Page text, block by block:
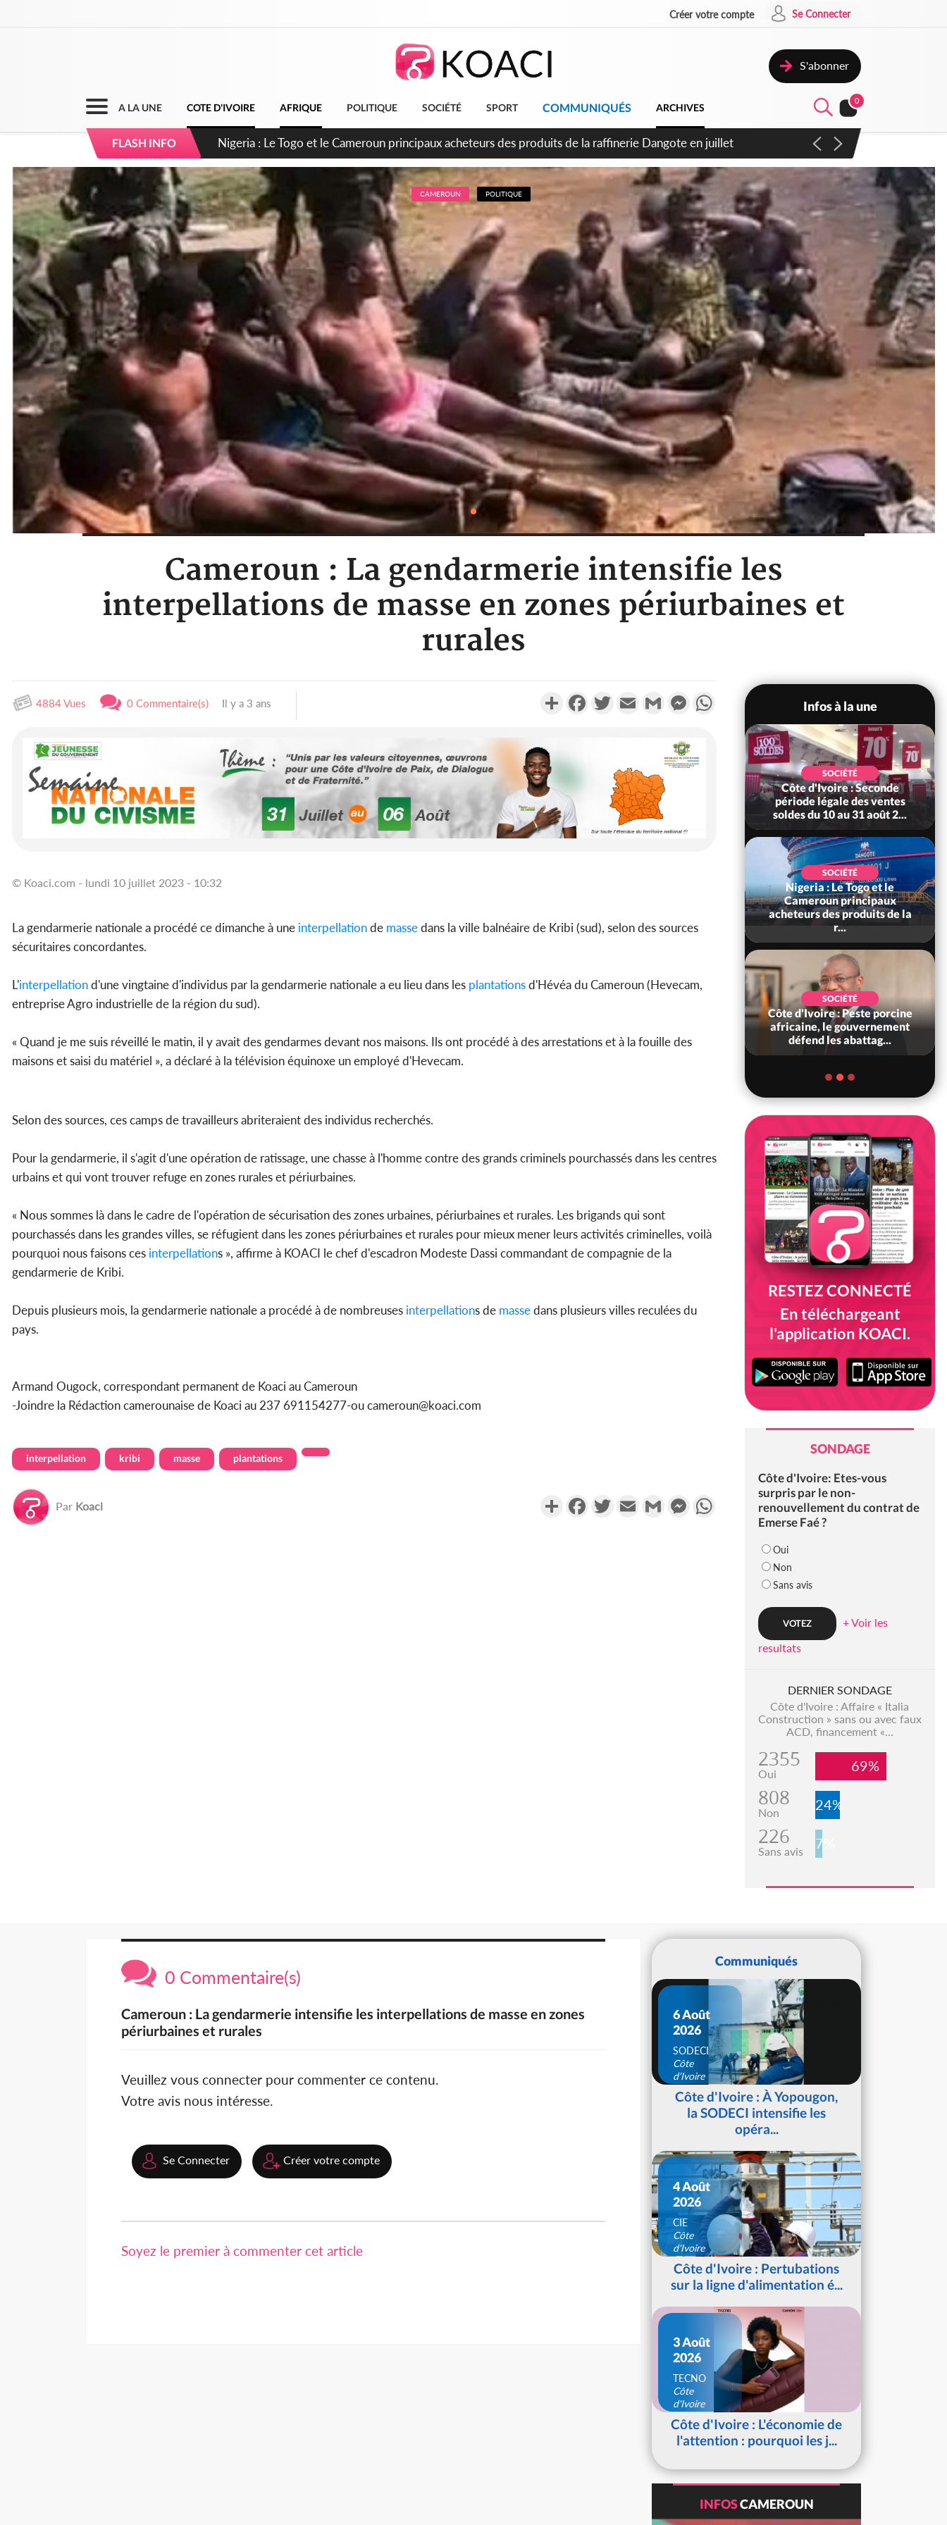
Créer votre compte Se Connecter
S'abonner
A LA UNE COTE D'IVOIRE AFRIQUE POLITIQUE SOCIÉTÉ SPORT COMMUNIQUÉS ARCHIVES
0
FLASH INFO Côte d'Ivoire : Seconde période légale des ventes soldes du 10 au 31 août 2026
CAMEROUN POLITIQUE
Cameroun : La gendarmerie intensifie les
interpellations de masse en zones périurbaines et
rurales
4884 Vues 0 Commentaire(s) Il y a 3 ans PartagerFacebookTwitterEmail Gmail MessengerWhatsApp
© Koaci.com - lundi 10 juillet 2023 - 10:32
La gendarmerie nationale a procédé ce dimanche à une interpellationde massedans la ville balnéaire de Kribi (sud), selon des sources
sécuritaires concordantes.
L'interpellationd'une vingtaine d'individus par la gendarmerie nationale a eu lieu dans les plantationsd'Hévéa du Cameroun (Hevecam,
entreprise Agro industrielle de la région du sud).
« Quand je me suis réveillé le matin, il y avait des gendarmes devant nos maisons. Ils ont procédé à des arrestations et à la fouille des
maisons et saisi du matériel », a déclaré à la télévision équinoxe un employé d'Hevecam.
Selon des sources, ces camps de travailleurs abriteraient des individus recherchés.
Pour la gendarmerie, il s'agit d'une opération de ratissage, une chasse à l'homme contre des grands criminels pourchassés dans les centres
urbains et qui vont trouver refuge en zones rurales et périurbaines.
« Nous sommes là dans le cadre de l'opération de sécurisation des zones urbaines, périurbaines et rurales. Les brigands qui sont
pourchassés dans les grandes villes, se réfugient dans les zones périurbaines et rurales pour mieux mener leurs activités criminelles, voilà
pourquoi nous faisons ces interpellations », affirme à KOACI le chef d'escadron Modeste Dassi commandant de compagnie de la
gendarmerie de Kribi.
Depuis plusieurs mois, la gendarmerie nationale a procédé à de nombreuses interpellations de massedans plusieurs villes reculées du
pays.
Armand Ougock, correspondant permanent de Koaci au Cameroun
-Joindre la Rédaction camerounaise de Koaci au 237 691154277-ou cameroun@koaci.com
interpellation kribi masse plantations
Par Koaci PartagerFacebookTwitterEmail Gmail MessengerWhatsApp
Infos à la une
POLITIQUE
Mali : Les FAMa accueillent
254 anciens combattants
issus de groupes armés
nuit de viole...
du PR Alassane...
SOCIÉTÉ
Côte d'Ivoire : Seconde
période légale des ventes
soldes du 10 au 31 août 2...
SOCIÉTÉ
Nigeria : Le Togo et le
Cameroun principaux
acheteurs des produits de la
r...
SOCIÉTÉ
Côte d'Ivoire : Peste porcine
africaine, le gouvernement
défend les abattag...
RESTEZ CONNECTÉ
En téléchargeant
l'application KOACI.
SONDAGE
Côte d'Ivoire: Etes-vous
surpris par le non-
renouvellement du contrat de
Emerse Faé ?
Oui
Non
Sans avis
+ Voir les
resultats
DERNIER SONDAGE
Côte d'Ivoire : Affaire « Italia
Construction » sans ou avec faux
ACD, financement «...
2355
Oui 69%
808
Non 24%
226
Sans avis 7%
0 Commentaire(s)
Cameroun : La gendarmerie intensifie les interpellations de masse en zones
périurbaines et rurales
Veuillez vous connecter pour commenter ce contenu.
Votre avis nous intéresse.
Se Connecter Créer votre compte
Soyez le premier à commenter cet article
Communiqués
6 Août
2026
SODECI
Côte
d'Ivoire
Côte d'Ivoire : À Yopougon,
la SODECI intensifie les
opéra...
4 Août
2026
CIE
Côte
d'Ivoire
Côte d'Ivoire : Pertubations
sur la ligne d'alimentation é...
3 Août
2026
TECNO
Côte
d'Ivoire
Côte d'Ivoire : L'économie de
l'attention : pourquoi les j...
INFOSCAMEROUN